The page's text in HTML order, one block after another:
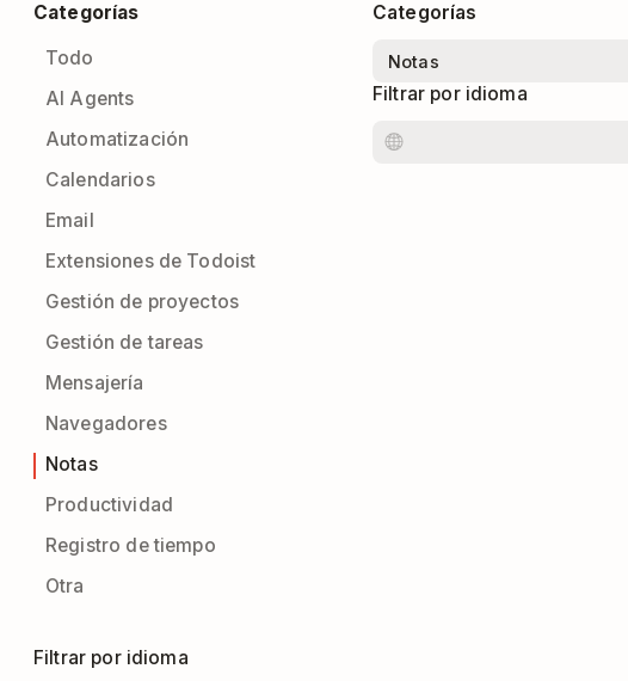
Categorías
Todo
AI Agents
Automatización
Calendarios
Email
Extensiones de Todoist
Gestión de proyectos
Gestión de tareas
Mensajería
Navegadores
Notas
Productividad
Registro de tiempo
Otra
Filtrar por idioma
Categorías
Filtrar por idioma